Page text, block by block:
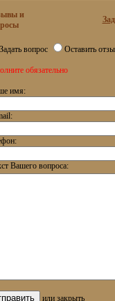
и
Задать вопрос Оставить
обязательно
имя:
Вашего вопроса:
или закрыть